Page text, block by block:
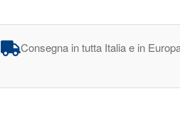
Consegna in tutta Italia e in